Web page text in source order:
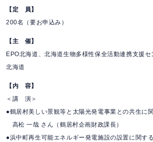
【定 員】
200名（要お申込み）
【主 催】
EPO北海道、北海道生物多様性保全活動連携支援セ
北海道
【内 容】
＜講 演＞
●鶴居村美しい景観等と太陽光発電事業との共生に
高松 一哉 さん（鶴居村企画財政課長）
●浜中町再生可能エネルギー発電施設の設置に関す